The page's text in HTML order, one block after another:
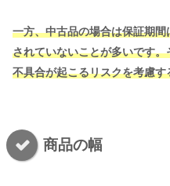
一方、中古品の場合は保証期
されていないことが多いです
不具合が起こるリスクを考慮
商品の幅